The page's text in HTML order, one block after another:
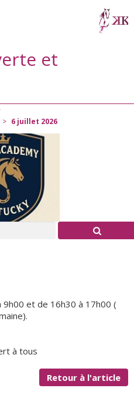
et
> 6 juillet 2026
et de 16h30 à 17h00 (
à tous
Retour à l'article